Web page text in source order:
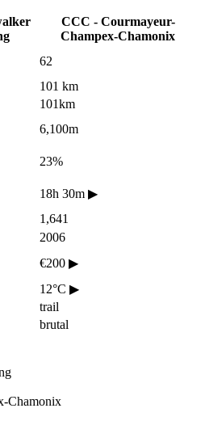
CCC - Courmayeur-
Champex-Chamonix
62
101 km
101km
6,100m
23%
18h 30m ▶
1,641
2006
€200 ▶
12°C ▶
trail
brutal
Chamonix